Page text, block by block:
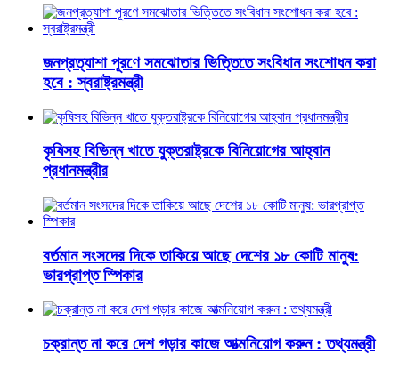
জনপ্রত্যাশা পূরণে সমঝোতার ভিত্তিতে সংবিধান সংশোধন করা
হবে : স্বরাষ্ট্রমন্ত্রী
কৃষিসহ বিভিন্ন খাতে যুক্তরাষ্ট্রকে বিনিয়োগের আহ্বান
প্রধানমন্ত্রীর
বর্তমান সংসদের দিকে তাকিয়ে আছে দেশের ১৮ কোটি মানুষ:
ভারপ্রাপ্ত স্পিকার
চক্রান্ত না করে দেশ গড়ার কাজে আত্মনিয়োগ করুন : তথ্যমন্ত্রী